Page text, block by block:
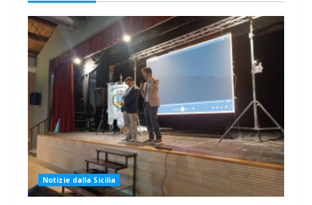
Notizie dalla Sicilia